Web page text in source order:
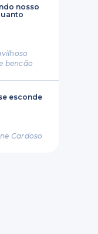
nosso
bencão
esconde
Cardoso